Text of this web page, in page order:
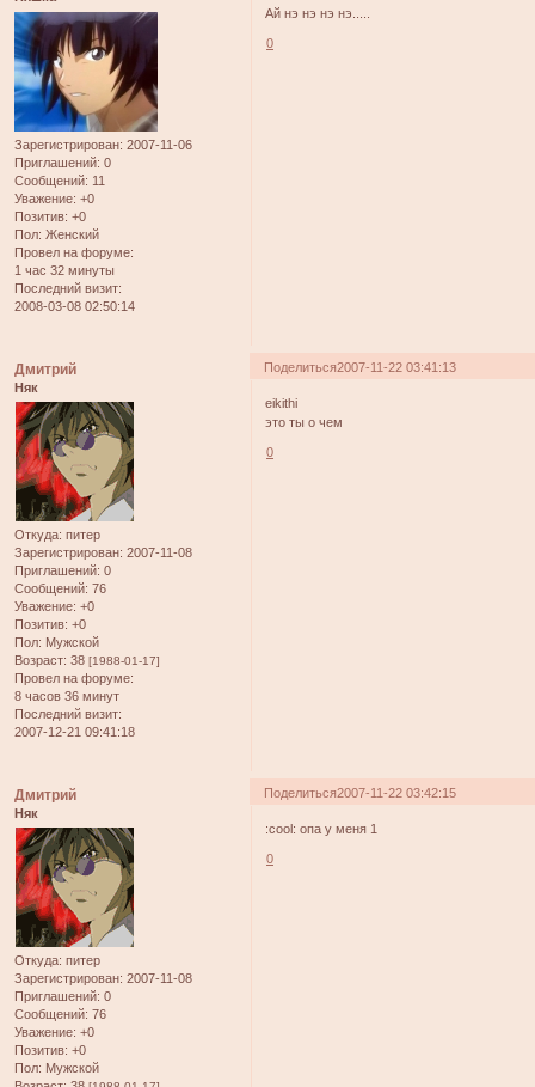
Зарегистрирован: 2007-11-06
Приглашений: 0
Сообщений: 11
Уважение: +0
Позитив: +0
Пол: Женский
Провел на форуме:
1 час 32 минуты
Последний визит:
2008-03-08 02:50:14
Ай нэ нэ нэ нэ.....
0
Поделиться2007-11-22 03:41:13
Дмитрий
Няк
Откуда: питер
Зарегистрирован: 2007-11-08
Приглашений: 0
Сообщений: 76
Уважение: +0
Позитив: +0
Пол: Мужской
Возраст: 38 [1988-01-17]
Провел на форуме:
8 часов 36 минут
Последний визит:
2007-12-21 09:41:18
eikithi
это ты о чем
0
Поделиться2007-11-22 03:42:15
Дмитрий
Няк
Откуда: питер
Зарегистрирован: 2007-11-08
Приглашений: 0
Сообщений: 76
Уважение: +0
Позитив: +0
Пол: Мужской
:cool: опа у меня 1
0